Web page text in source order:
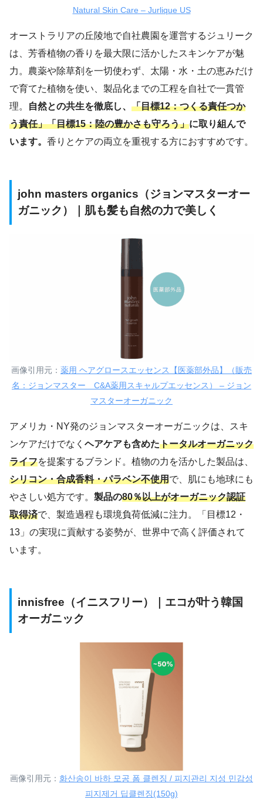
Natural Skin Care – Jurlique US
オーストラリアの丘陵地で自社農園を運営するジュリーク
は、芳香植物の香りを最大限に活かしたスキンケアが魅
力。農薬や除草剤を一切使わず、太陽・水・土の恵みだけ
で育てた植物を使い、製品化までの工程を自社で一貫管
理。
自然との共生を徹底し、 「目標12：つくる責任つか
う責任」「目標15：陸の豊かさも守ろう」に取り組んで
います。 香りとケアの両立を重視する方におすすめです。
john masters organics（ジョンマスターオー
ガニック）｜肌も髪も自然の力で美しく
画像引用元： 薬用 ヘアグロースエッセンス【医薬部外品】（販売
名：ジョンマスター C&A薬用スキャルプエッセンス） – ジョン
マスターオーガニック
アメリカ・NY発のジョンマスターオーガニックは、スキ
ンケアだけでなく ヘアケアも含めたトータルオーガニック
ライフを提案するブランド。植物の力を活かした製品は、
シリコン・合成香料・パラベン不使用で、肌にも地球にも
やさしい処方です。 製品の80％以上がオーガニック認証
取得済で、製造過程も環境負荷低減に注力。「目標12・
13」の実現に貢献する姿勢が、世界中で高く評価されて
います。
innisfree（イニスフリー）｜エコが叶う韓国
オーガニック
画像引用元： 화산송이 바하 모공 폼 클렌징 / 피지관리 지성 민감성
피지제거 딥클렌징(150g)